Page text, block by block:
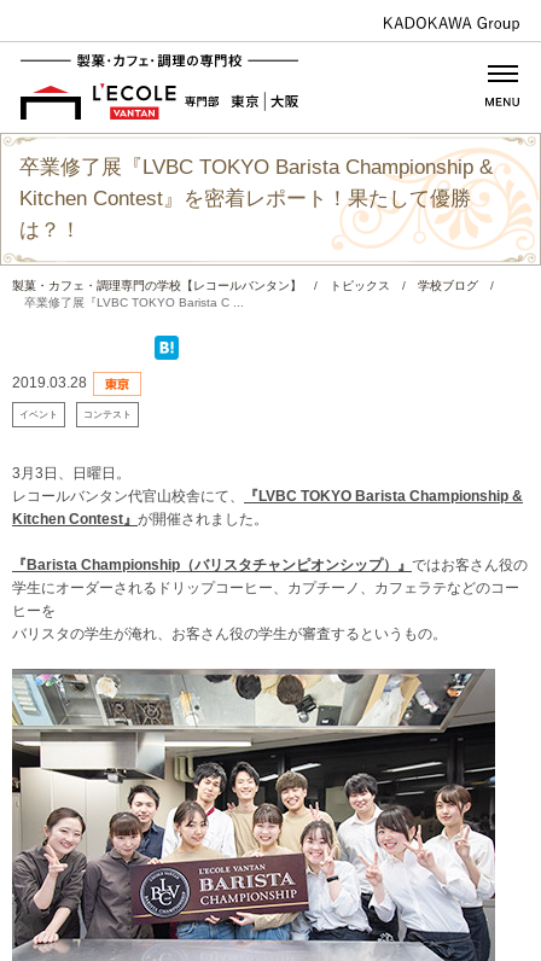
卒業修了展『LVBC TOKYO Barista Championship &
Kitchen Contest』を密着レポート！果たして優勝
は？！
製菓・カフェ・調理専門の学校【レコールバンタン】 / トピックス / 学校ブログ
/
卒業修了展『LVBC TOKYO Barista C ...
2019.03.28
イベント コンテスト
3月3日、日曜日。
レコールバンタン代官山校舎にて、
『LVBC TOKYO Barista Championship &
Kitchen Contest』 が開催されました。
『Barista Championship（バリスタチャンピオンシップ）』 ではお客さん役の
学生にオーダーされるドリップコーヒー、カプチーノ、カフェラテなどのコー
ヒーを
バリスタの学生が淹れ、お客さん役の学生が審査するというもの。